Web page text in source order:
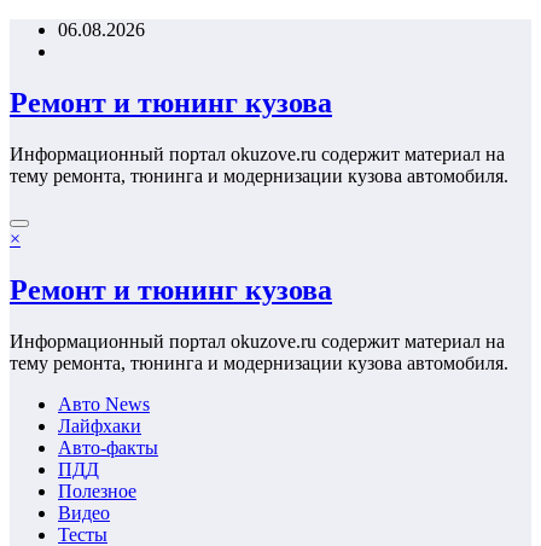
Перейти06.08.2026
Ремонт и тюнинг кузова
Информационный портал okuzove.ru содержит материал на
тему ремонта, тюнинга и модернизации кузова автомобиля.
×
Ремонт и тюнинг кузова
Информационный портал okuzove.ru содержит материал на
тему ремонта, тюнинга и модернизации кузова автомобиля.
Авто News
Лайфхаки
Авто-факты
ПДД
Полезное
Видео
Тесты